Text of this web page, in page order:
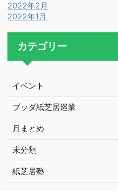
2022年2月
2022年1月
カテゴリー
イベント
ブッダ紙芝居巡業
月まとめ
未分類
紙芝居塾